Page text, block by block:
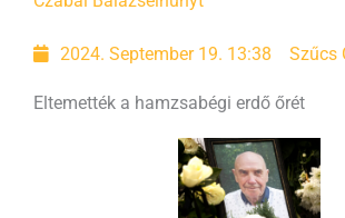
2024. September 19. 13:38 Szűcs
Eltemették a hamzsabégi erdő őrét